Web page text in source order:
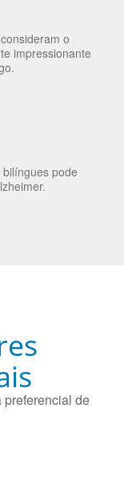
o
impressionante
pode
preferencial de